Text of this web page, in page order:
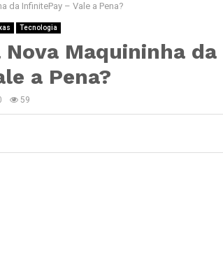
da InfinitePay – Vale a Pena?
Tecnologia
Maquininha da
a Pena?
59